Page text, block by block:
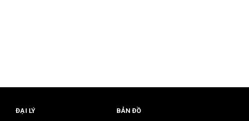
ĐẠI LÝ BẢN ĐỒ